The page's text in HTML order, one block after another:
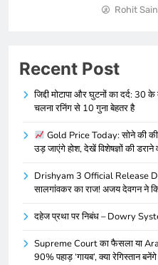
Rohit
Recent Post
जिद्दी मोटापा और घुटनों का दर्द: 30
चलना रनिंग से 10 गुना बेहतर है
Gold Price Today: सोने की
उड़ जाएंगे होश, देखें विशेषज्ञों की डराने
Drishyam 3 Official Release
सालगांवकर का राज! अजय देवगन ने
दहेज प्रथा पर निबंध – Dowry
Supreme Court का फैसला या
90% पहाड़ ‘गायब’, क्या रेगिस्तान